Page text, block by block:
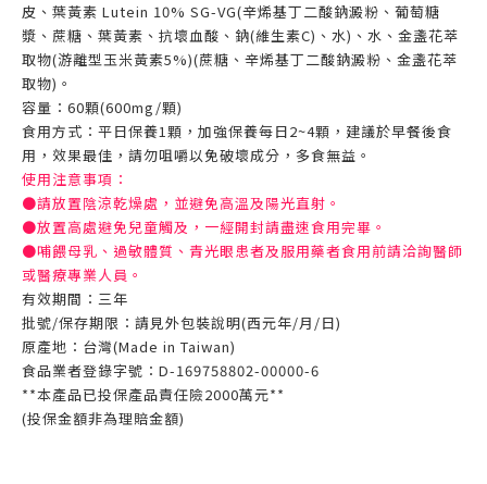
皮、葉黃素 Lutein 10% SG-VG(辛烯基丁二酸鈉澱粉、葡萄糖
漿、蔗糖、葉黃素、抗壞血酸、鈉(維生素C)、水)、水、金盞花萃
取物(游離型玉米黃素5%)(蔗糖、辛烯基丁二酸鈉澱粉、金盞花萃
取物)。
容量：60顆(600mg/顆)
食用方式：平日保養1顆，加強保養每日2~4顆，建議於早餐後食
用，效果最佳，請勿咀嚼以免破壞成分，多食無益。
使用注意事項：
●請放置陰涼乾燥處，並避免高溫及陽光直射。
●放置高處避免兒童觸及，一經開封請盡速食用完畢。
●哺餵母乳、過敏體質、青光眼患者及服用藥者食用前請洽詢醫師
或醫療專業人員。
有效期間：三年
批號/保存期限：請見外包裝說明(西元年/月/日)
原產地：台灣(Made in Taiwan)
食品業者登錄字號：D-169758802-00000-6
**本產品已投保產品責任險2000萬元**
(投保金額非為理賠金額)